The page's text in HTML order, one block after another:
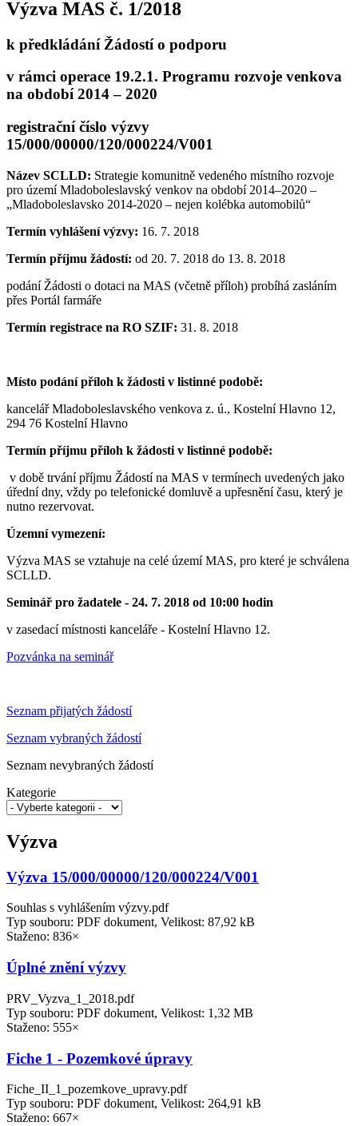
Výzva MAS č. 1/2018
k předkládání Žádostí o podporu
v rámci operace 19.2.1. Programu rozvoje venkova
na období 2014 – 2020
registrační číslo výzvy
15/000/00000/120/000224/V001
Název SCLLD: Strategie komunitně vedeného místního rozvoje
pro území Mladoboleslavský venkov na období 2014–2020 –
„Mladoboleslavsko 2014-2020 – nejen kolébka automobilů“
Termín vyhlášení výzvy: 16. 7. 2018
Termín příjmu žádostí: od 20. 7. 2018 do 13. 8. 2018
podání Žádosti o dotaci na MAS (včetně příloh) probíhá zasláním
přes Portál farmáře
Termín registrace na RO SZIF: 31. 8. 2018
Místo podání příloh k žádosti v listinné podobě:
kancelář Mladoboleslavského venkova z. ú., Kostelní Hlavno 12,
294 76 Kostelní Hlavno
Termín příjmu příloh k žádosti v listinné podobě:
v době trvání příjmu Žádostí na MAS v termínech uvedených jako
úřední dny, vždy po telefonické domluvě a upřesnění času, který je
nutno rezervovat.
Územní vymezení:
Výzva MAS se vztahuje na celé území MAS, pro které je schválena
SCLLD.
Seminář pro žadatele - 24. 7. 2018 od 10:00 hodin
v zasedací místnosti kanceláře - Kostelní Hlavno 12.
Pozvánka na seminář
Seznam přijatých žádostí
Seznam vybraných žádostí
Seznam nevybraných žádostí
Kategorie
Výzva
Výzva 15/000/00000/120/000224/V001
Souhlas s vyhlášením výzvy.pdf
Typ souboru: PDF dokument, Velikost: 87,92 kB
Staženo: 836×
Úplné znění výzvy
PRV_Vyzva_1_2018.pdf
Typ souboru: PDF dokument, Velikost: 1,32 MB
Staženo: 555×
Fiche 1 - Pozemkové úpravy
Fiche_II_1_pozemkove_upravy.pdf
Typ souboru: PDF dokument, Velikost: 264,91 kB
Staženo: 667×